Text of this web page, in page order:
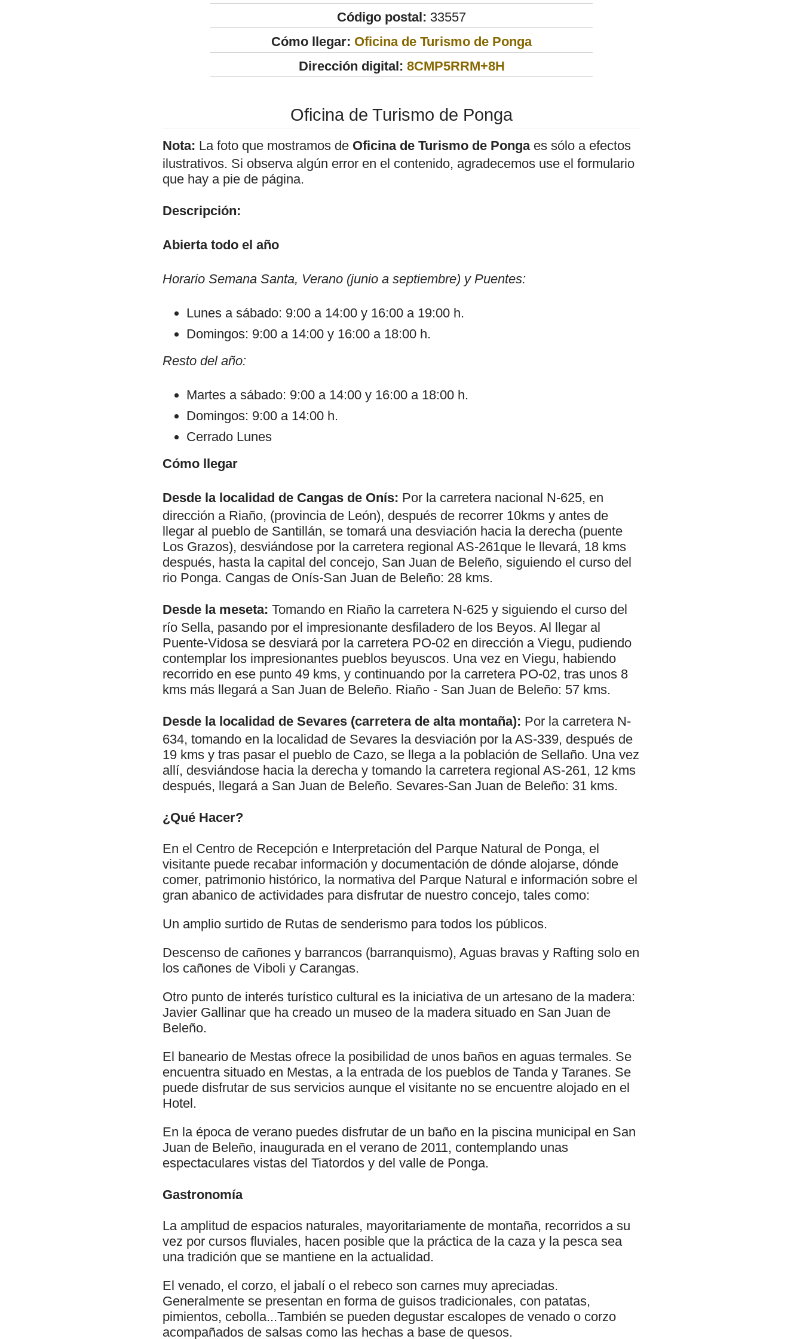
Código postal: 33557
Cómo llegar: Oficina de Turismo de Ponga
Dirección digital: 8CMP5RRM+8H
Oficina de Turismo de Ponga
Nota: La foto que mostramos de Oficina de Turismo de Pongaes sólo a efectos
ilustrativos. Si observa algún error en el contenido, agradecemos use el formulario
que hay a pie de página.
Descripción:
Abierta todo el año
Horario Semana Santa, Verano (junio a septiembre) y Puentes:
Lunes a sábado: 9:00 a 14:00 y 16:00 a 19:00 h.
Domingos: 9:00 a 14:00 y 16:00 a 18:00 h.
Resto del año:
Martes a sábado: 9:00 a 14:00 y 16:00 a 18:00 h.
Domingos: 9:00 a 14:00 h.
Cerrado Lunes
Cómo llegar
Desde la localidad de Cangas de Onís: Por la carretera nacional N-625, en
dirección a Riaño, (provincia de León), después de recorrer 10kms y antes de
llegar al pueblo de Santillán, se tomará una desviación hacia la derecha (puente
Los Grazos), desviándose por la carretera regional AS-261que le llevará, 18 kms
después, hasta la capital del concejo, San Juan de Beleño, siguiendo el curso del
rio Ponga. Cangas de Onís-San Juan de Beleño: 28 kms.
Desde la meseta: Tomando en Riaño la carretera N-625 y siguiendo el curso del
río Sella, pasando por el impresionante desfiladero de los Beyos. Al llegar al
Puente-Vidosa se desviará por la carretera PO-02 en dirección a Viegu, pudiendo
contemplar los impresionantes pueblos beyuscos. Una vez en Viegu, habiendo
recorrido en ese punto 49 kms, y continuando por la carretera PO-02, tras unos 8
kms más llegará a San Juan de Beleño. Riaño - San Juan de Beleño: 57 kms.
Desde la localidad de Sevares (carretera de alta montaña): Por la carretera N-
634, tomando en la localidad de Sevares la desviación por la AS-339, después de
19 kms y tras pasar el pueblo de Cazo, se llega a la población de Sellaño. Una vez
allí, desviándose hacia la derecha y tomando la carretera regional AS-261, 12 kms
después, llegará a San Juan de Beleño. Sevares-San Juan de Beleño: 31 kms.
¿Qué Hacer?
En el Centro de Recepción e Interpretación del Parque Natural de Ponga, el
visitante puede recabar información y documentación de dónde alojarse, dónde
comer, patrimonio histórico, la normativa del Parque Natural e información sobre el
gran abanico de actividades para disfrutar de nuestro concejo, tales como:
Un amplio surtido de Rutas de senderismo para todos los públicos.
Descenso de cañones y barrancos (barranquismo), Aguas bravas y Rafting solo en
los cañones de Viboli y Carangas.
Otro punto de interés turístico cultural es la iniciativa de un artesano de la madera:
Javier Gallinar que ha creado un museo de la madera situado en San Juan de
Beleño.
El baneario de Mestas ofrece la posibilidad de unos baños en aguas termales. Se
encuentra situado en Mestas, a la entrada de los pueblos de Tanda y Taranes. Se
puede disfrutar de sus servicios aunque el visitante no se encuentre alojado en el
Hotel.
En la época de verano puedes disfrutar de un baño en la piscina municipal en San
Juan de Beleño, inaugurada en el verano de 2011, contemplando unas
espectaculares vistas del Tiatordos y del valle de Ponga.
Gastronomía
La amplitud de espacios naturales, mayoritariamente de montaña, recorridos a su
vez por cursos fluviales, hacen posible que la práctica de la caza y la pesca sea
una tradición que se mantiene en la actualidad.
El venado, el corzo, el jabalí o el rebeco son carnes muy apreciadas.
Generalmente se presentan en forma de guisos tradicionales, con patatas,
pimientos, cebolla...También se pueden degustar escalopes de venado o corzo
acompañados de salsas como las hechas a base de quesos.